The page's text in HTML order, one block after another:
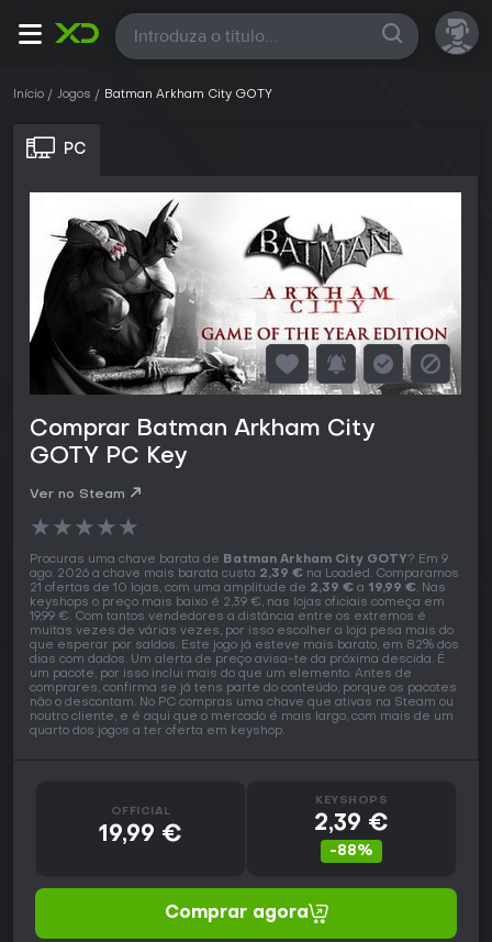
Todas
Início Jogos Batman Arkham City GOTY
PC
Comprar Batman Arkham City
GOTY PC Key
Ver no Steam
★★★★★
Procuras uma chave barata de Batman Arkham City GOTY? Em 9
ago. 2026 a chave mais barata custa 2,39 € na Loaded. Comparamos
21 ofertas de 10 lojas, com uma amplitude de 2,39 € a 19,99 €. Nas
keyshops o preço mais baixo é 2,39 €, nas lojas oficiais começa em
19,99 €. Com tantos vendedores a distância entre os extremos é
muitas vezes de várias vezes, por isso escolher a loja pesa mais do
que esperar por saldos. Este jogo já esteve mais barato, em 82% dos
dias com dados. Um alerta de preço avisa-te da próxima descida. É
um pacote, por isso inclui mais do que um elemento. Antes de
comprares, confirma se já tens parte do conteúdo, porque os pacotes
não o descontam. No PC compras uma chave que ativas na Steam ou
noutro cliente, e é aqui que o mercado é mais largo, com mais de um
quarto dos jogos a ter oferta em keyshop.
OFFICIAL
19,99 €
KEYSHOPS
2,39 €
-88%
Comprar agora